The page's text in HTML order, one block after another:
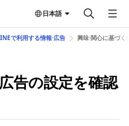
日本語
で利用する情報⋅広告 興味⋅関心に​基づく​
告の​設定を​確認